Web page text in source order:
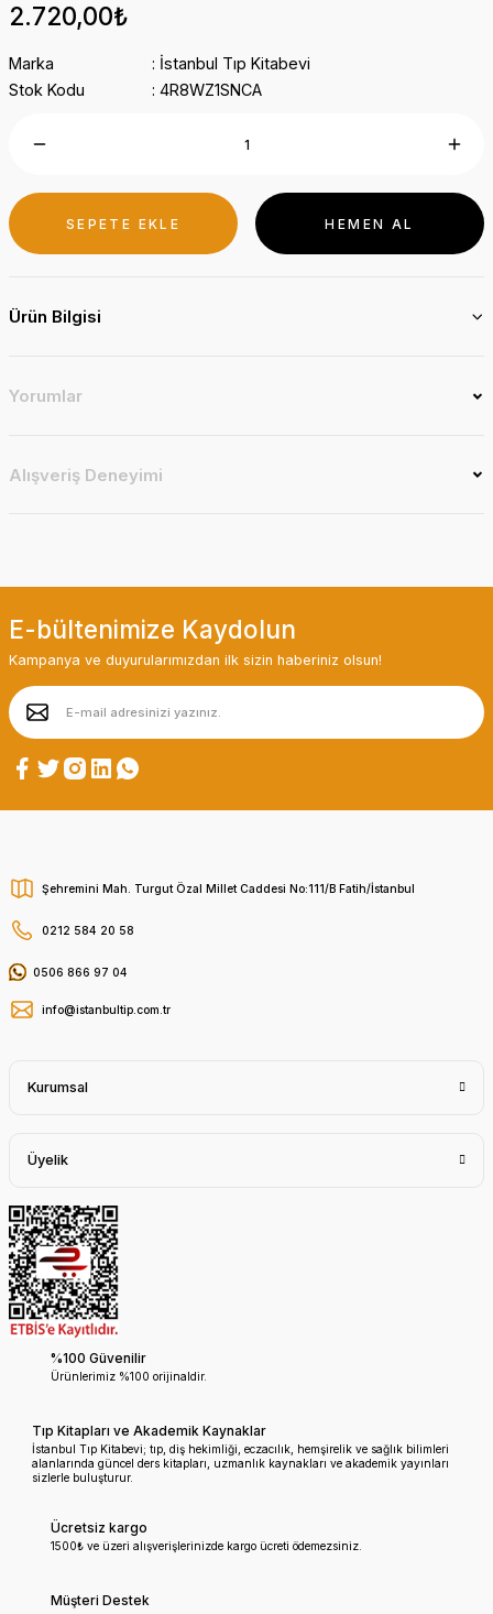
2.720,00₺
Marka
İstanbul Tıp Kitabevi
Stok Kodu
4R8WZ1SNCA
SEPETE EKLE HEMEN AL
Ürün Bilgisi
Yorumlar
Alışveriş Deneyimi
E-bültenimize Kaydolun
Kampanya ve duyurularımızdan ilk sizin haberiniz olsun!
Şehremini Mah. Turgut Özal Millet Caddesi No:111/B Fatih/İstanbul
0212 584 20 58
0506 866 97 04
info@istanbultip.com.tr
Kurumsal
Üyelik
%100 Güvenilir
Ürünlerimiz %100 orijinaldir.
Tıp Kitapları ve Akademik Kaynaklar
İstanbul Tıp Kitabevi; tıp, diş hekimliği, eczacılık, hemşirelik ve sağlık bilimleri
alanlarında güncel ders kitapları, uzmanlık kaynakları ve akademik yayınları
sizlerle buluşturur.
Ücretsiz kargo
1500₺ ve üzeri alışverişlerinizde kargo ücreti ödemezsiniz.
Müşteri Destek